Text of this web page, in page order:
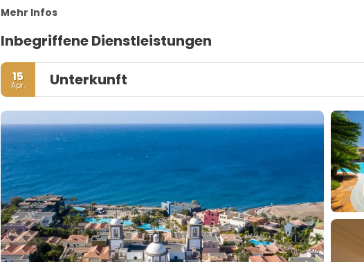
Mehr Infos
Inbegriffene Dienstleistungen
15
Apr. Unterkunft